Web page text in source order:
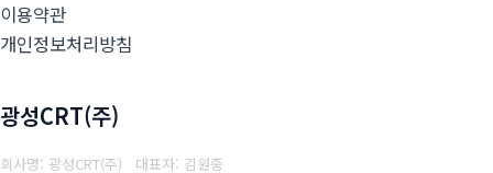
이용약관
개인정보처리방침
광성CRT(주)
회사명: 광성CRT(주) 대표자: 김원중